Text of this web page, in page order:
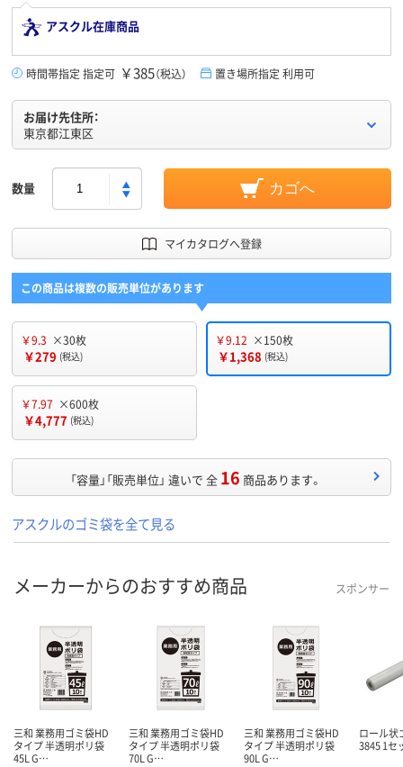
アスクル在庫商品
時間帯指定 指定可 ￥385（税込） 置き場所指定 利用可
お届け先住所：
東京都江東区
数量 カゴへ
マイカタログへ登録
この商品は複数の販売単位があります
￥9.3 ×30枚
￥279 (税込)
￥9.12 ×150枚
￥1,368 (税込)
￥7.97 ×600枚
￥4,777 (税込)
「容量」「販売単位」 違いで 全 16 商品あります。
アスクルのゴミ袋を全て見る
メーカーからのおすすめ商品 スポンサー
三和 業務用ゴミ袋HD
タイプ 半透明ポリ袋
45L G…
三和 業務用ゴミ袋HD
タイプ 半透明ポリ袋
70L G…
三和 業務用ゴミ袋HD
タイプ 半透明ポリ袋
90L G…
ロール状
3845 1セ